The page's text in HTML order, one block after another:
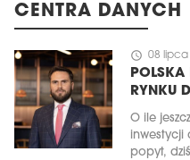
CENTRA DANYCH
schedule 08 lipca
POLSKA
RYNKU
O ile
inwestycji
popyt,